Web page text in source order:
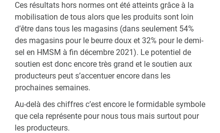
Ces résultats hors normes ont été atteints grâce à la
mobilisation de tous alors que les produits sont loin
d’être dans tous les magasins (dans seulement 54%
des magasins pour le beurre doux et 32% pour le demi-
sel en HMSM à fin décembre 2021). Le potentiel de
soutien est donc encore très grand et le soutien aux
producteurs peut s’accentuer encore dans les
prochaines semaines.
Au-delà des chiffres c’est encore le formidable symbole
que cela représente pour nous tous mais surtout pour
les producteurs.